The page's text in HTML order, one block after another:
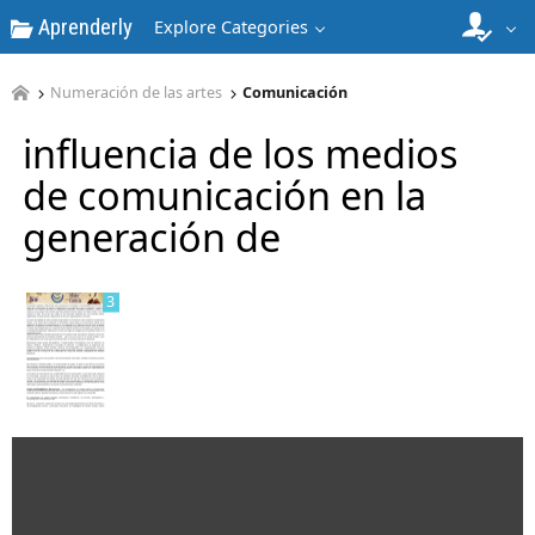
Aprenderly Explore Categories
Numeración de las artes Comunicación
influencia de los medios
de comunicación en la
generación de
2
3